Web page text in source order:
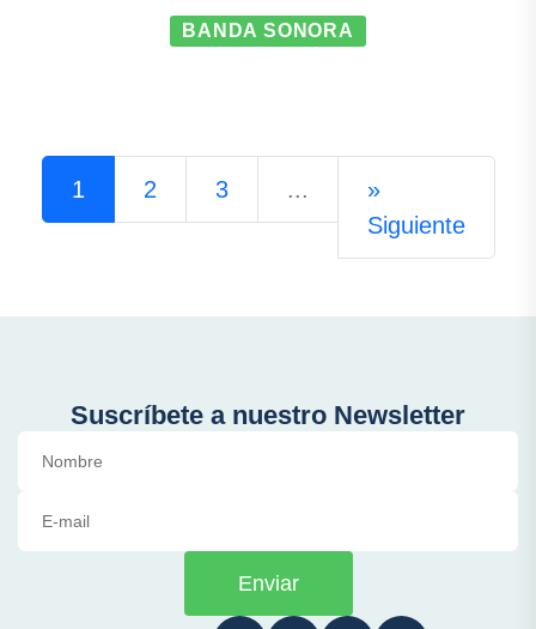
BANDA SONORA
1 2 3 ...
»
Siguiente
Suscríbete a nuestro Newsletter
Enviar